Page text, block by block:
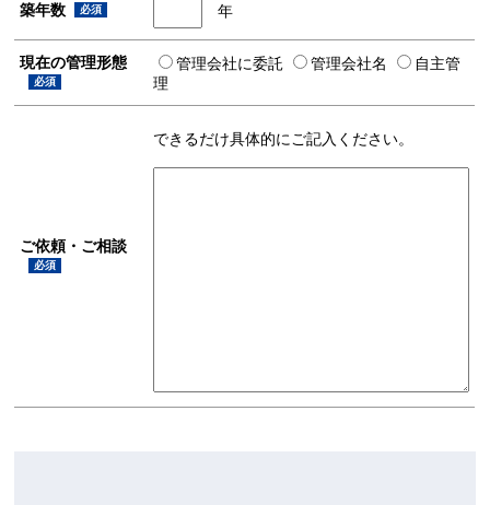
築年数 必須 年
現在の管理形態
必須
管理会社に委託 管理会社名
自主管
理
ご依頼・ご相談
必須
できるだけ具体的にご記入ください。